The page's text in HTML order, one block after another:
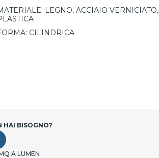
LEGNO, ACCIAIO VERNICIATO,
CILINDRICA
HAI BISOGNO?
A LUMEN